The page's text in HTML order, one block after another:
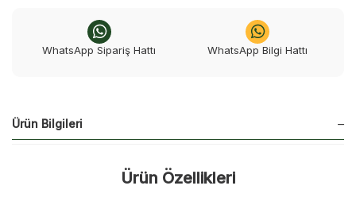
WhatsApp Sipariş Hattı WhatsApp Bilgi Hattı
Ürün Bilgileri
Ürün Özellikleri